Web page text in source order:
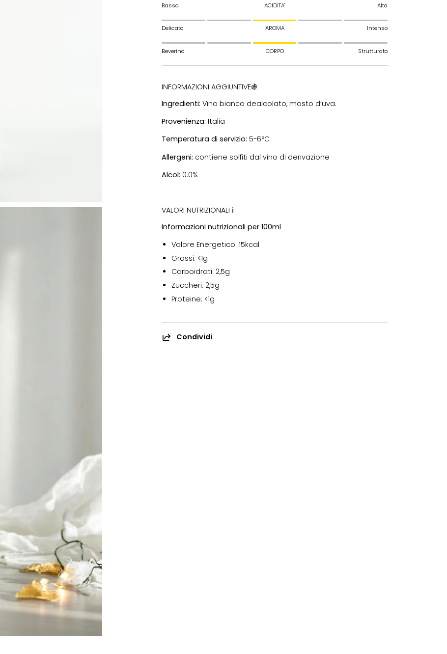
Bassa ACIDITA' Alta
Delicato AROMA Intenso
Beverino CORPO Strutturato
INFORMAZIONI AGGIUNTIVE🍇
Ingredienti: Vino bianco dealcolato, mosto d’uva.
Provenienza: Italia
Temperatura di servizio: 5-6°C
Allergeni: contiene solfiti dal vino di derivazione
Alcol: 0.0%
VALORI NUTRIZIONALI ℹ
Informazioni nutrizionali per 100ml
Valore Energetico: 15kcal
Grassi: <1g
Carboidrati: 2,5g
Zuccheri: 2,5g
Proteine: <1g
Contiene circa
Condividi